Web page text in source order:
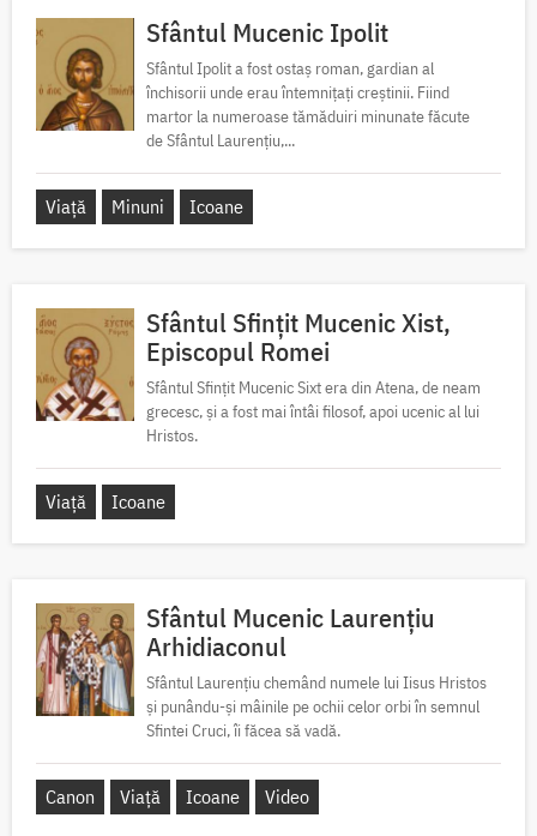
Sfântul Mucenic Ipolit
Sfântul Ipolit a fost ostaș roman, gardian al
închisorii unde erau întemnițați creștinii. Fiind
martor la numeroase tămăduiri minunate făcute
de Sfântul Laurențiu,...
Viață Minuni Icoane
Sfântul Sfințit Mucenic Xist,
Episcopul Romei
Sfântul Sfințit Mucenic Sixt era din Atena, de neam
grecesc, și a fost mai întâi filosof, apoi ucenic al lui
Hristos.
Viață Icoane
Sfântul Mucenic Laurențiu
Arhidiaconul
Sfântul Laurențiu chemând numele lui Iisus Hristos
și punându-și mâinile pe ochii celor orbi în semnul
Sfintei Cruci, îi făcea să vadă.
Canon Viață Icoane Video